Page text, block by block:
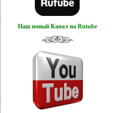
Наш новый Канал на Rutube